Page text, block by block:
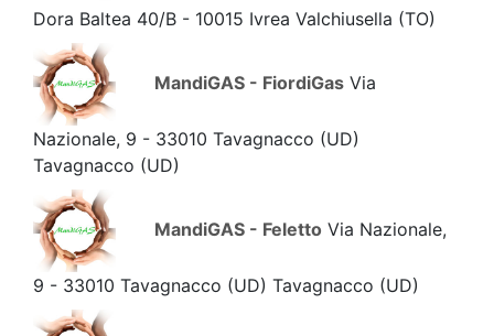
Dora Baltea 40/B - 10015 Ivrea Valchiusella (TO)
MandiGAS - FiordiGas Via
Nazionale, 9 - 33010 Tavagnacco (UD)
Tavagnacco (UD)
MandiGAS - Feletto Via Nazionale,
9 - 33010 Tavagnacco (UD) Tavagnacco (UD)